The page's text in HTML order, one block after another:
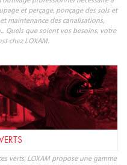
et perçage, ponçage des sols et
maintenance des canalisations,
Quels que soient vos besoins, votre
chez LOXAM.
verts, LOXAM propose une gamme